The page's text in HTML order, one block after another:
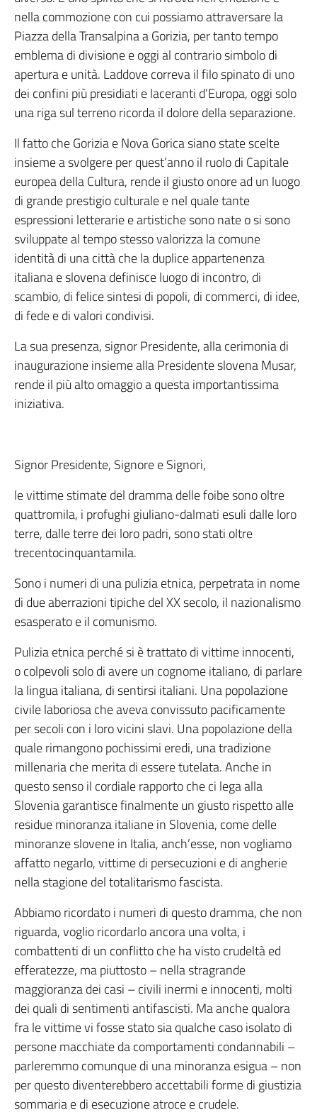
nella commozione con cui possiamo attraversare la
Piazza della Transalpina a Gorizia, per tanto tempo
emblema di divisione e oggi al contrario simbolo di
apertura e unità. Laddove correva il filo spinato di uno
dei confini più presidiati e laceranti d’Europa, oggi solo
una riga sul terreno ricorda il dolore della separazione.
Il fatto che Gorizia e Nova Gorica siano state scelte
insieme a svolgere per quest’anno il ruolo di Capitale
europea della Cultura, rende il giusto onore ad un luogo
di grande prestigio culturale e nel quale tante
espressioni letterarie e artistiche sono nate o si sono
sviluppate al tempo stesso valorizza la comune
identità di una città che la duplice appartenenza
italiana e slovena definisce luogo di incontro, di
scambio, di felice sintesi di popoli, di commerci, di idee,
di fede e di valori condivisi.
La sua presenza, signor Presidente, alla cerimonia di
inaugurazione insieme alla Presidente slovena Musar,
rende il più alto omaggio a questa importantissima
iniziativa.
Signor Presidente, Signore e Signori,
le vittime stimate del dramma delle foibe sono oltre
quattromila, i profughi giuliano-dalmati esuli dalle loro
terre, dalle terre dei loro padri, sono stati oltre
trecentocinquantamila.
Sono i numeri di una pulizia etnica, perpetrata in nome
di due aberrazioni tipiche del XX secolo, il nazionalismo
esasperato e il comunismo.
Pulizia etnica perché si è trattato di vittime innocenti,
o colpevoli solo di avere un cognome italiano, di parlare
la lingua italiana, di sentirsi italiani. Una popolazione
civile laboriosa che aveva convissuto pacificamente
per secoli con i loro vicini slavi. Una popolazione della
quale rimangono pochissimi eredi, una tradizione
millenaria che merita di essere tutelata. Anche in
questo senso il cordiale rapporto che ci lega alla
Slovenia garantisce finalmente un giusto rispetto alle
residue minoranza italiane in Slovenia, come delle
minoranze slovene in Italia, anch’esse, non vogliamo
affatto negarlo, vittime di persecuzioni e di angherie
nella stagione del totalitarismo fascista.
Abbiamo ricordato i numeri di questo dramma, che non
riguarda, voglio ricordarlo ancora una volta, i
combattenti di un conflitto che ha visto crudeltà ed
efferatezze, ma piuttosto – nella stragrande
maggioranza dei casi – civili inermi e innocenti, molti
dei quali di sentimenti antifascisti. Ma anche qualora
fra le vittime vi fosse stato sia qualche caso isolato di
persone macchiate da comportamenti condannabili –
parleremmo comunque di una minoranza esigua – non
per questo diventerebbero accettabili forme di giustizia
sommaria e di esecuzione atroce e crudele.